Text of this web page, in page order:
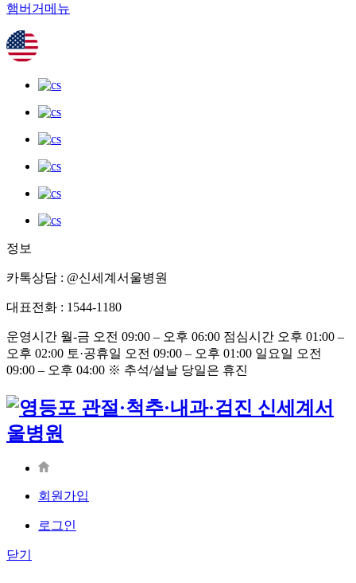
햄버거메뉴
정보
카톡상담 : @신세계서울병원
대표전화 : 1544-1180
운영시간 월-금 오전 09:00 – 오후 06:00 점심시간 오후 01:00 –
오후 02:00 토·공휴일 오전 09:00 – 오후 01:00 일요일 오전
09:00 – 오후 04:00 ※ 추석/설날 당일은 휴진
회원가입
로그인
닫기